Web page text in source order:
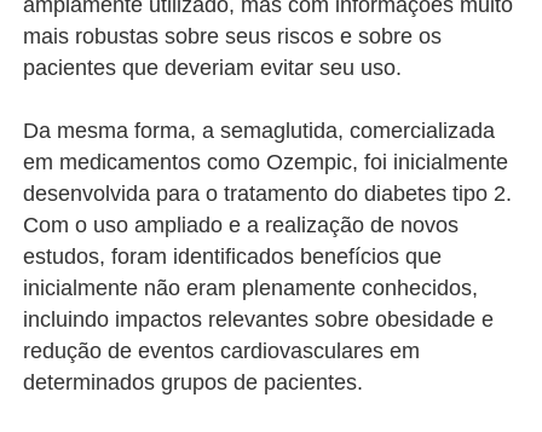
amplamente utilizado, mas com informações muito
mais robustas sobre seus riscos e sobre os
pacientes que deveriam evitar seu uso.
Da mesma forma, a semaglutida, comercializada
em medicamentos como Ozempic, foi inicialmente
desenvolvida para o tratamento do diabetes tipo 2.
Com o uso ampliado e a realização de novos
estudos, foram identificados benefícios que
inicialmente não eram plenamente conhecidos,
incluindo impactos relevantes sobre obesidade e
redução de eventos cardiovasculares em
determinados grupos de pacientes.